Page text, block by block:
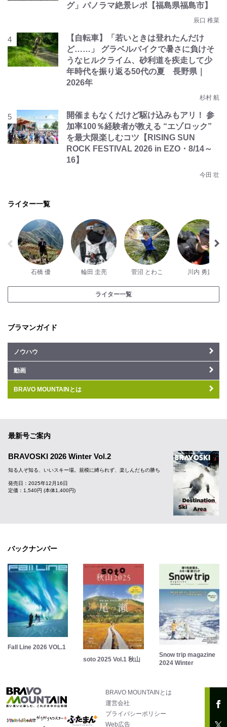
グ」パノラマ絶景レポ【福島県福島市】
辰口 稚菜
【自転車】「若いときは登れたんだけ
ど……」 グラベルバイクで暑さに負けそ
うなヒルクライム、砂利道を疾走して少
年時代を振り返る50代の夏 長野県｜
2026年
杉村 航
開催まもなくだけど駆け込みもアリ！ 参
加率100％経験者が教える “エゾロック”
を最大限楽しむコツ【RISING SUN
ROCK FESTIVAL 2026 in EZO・8/14～
16】
今田 壮
ライター一覧
石橋 優 輪田 圭亮 菅沼 とわこ 川内 勇貴
ライター一覧
ブラマンガイド
ノウハウ
動画
BRAVO MOUNTAINとは
最新号ご案内
BRAVOSKI 2026 Winter Vol.2
知る人ぞ知る、いいスキー場。規模に縛られず、楽しんだもの勝ち
発売日：2025年12月16日
定価：1,540円 (本体1,400円)
バックナンバー
Fall Line 2026 VOL.1
soto 2025 Vol.1 秋山
Snow trip magazine
2024 Winter
BRAVO MOUNTAINとは
運営会社
プライバシーポリシー
Web広告